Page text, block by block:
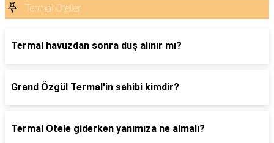
Termal Oteller
Termal havuzdan sonra duş alınır mı?
Grand Özgül Termal'in sahibi kimdir?
Termal Otele giderken yanımıza ne almalı?